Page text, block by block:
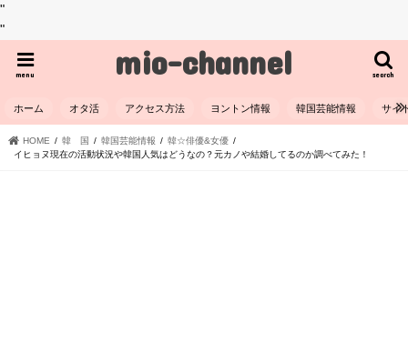
"
"
mio-channel search
menu
ホーム オタ活 アクセス方法 ヨントン情報 韓国芸能情報 サイ
HOME 韓 国 韓国芸能情報
韓☆俳優&女優
イヒョヌ現在の活動状況や韓国人気はどうなの？元カノや結婚してるのか調べてみた！